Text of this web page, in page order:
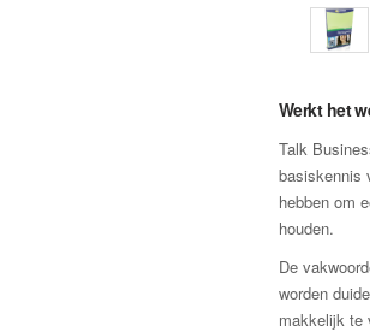
Werkt het
Talk
basiskennis
hebben om
houden.
De
worden
makkelijk te